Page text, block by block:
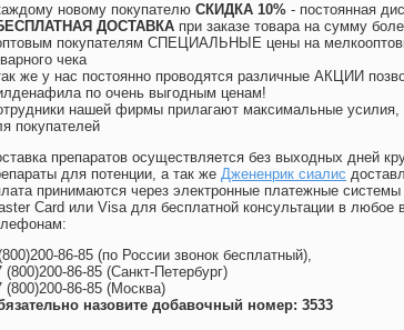
новому покупателю СКИДКА 10% - постоянная
ДОСТАВКА при заказе товара на сумму
покупателям СПЕЦИАЛЬНЫЕ цены на
чека
же у нас постоянно проводятся различные АКЦИИ
по очень выгодным ценам!
нашей фирмы прилагают максимальные усилия,
покупателей
препаратов осуществляется без выходных дней
для потенции, а так же Джененрик сиалис
принимаются через электронные платежные
Card или Visa для бесплатной консультации в любое
)200-86-85 (по России звонок бесплатный),
(800)200-86-85 (Санкт-Петербург)
(800)200-86-85 (Москва)
назовите добавочный номер: 3533